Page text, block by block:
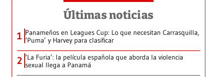
Últimas noticias
1 Panameños en Leagues Cup: Lo que necesitan Carrasquilla,
‘Puma’ y Harvey para clasificar
2 ‘La Furia’: la película española que aborda la violencia
sexual llega a Panamá